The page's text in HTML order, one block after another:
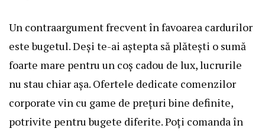
Un contraargument frecvent în favoarea cardurilor
este bugetul. Deși te-ai aștepta să plătești o sumă
foarte mare pentru un coș cadou de lux, lucrurile
nu stau chiar așa. Ofertele dedicate comenzilor
corporate vin cu game de prețuri bine definite,
potrivite pentru bugete diferite. Poți comanda în